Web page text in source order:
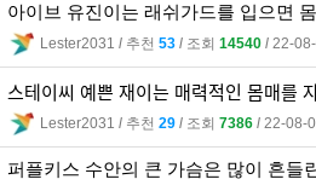
아이브 유진이는 래쉬가드를 입으면
Lester2031 l 추천 53 l 조회 14540 l 22-
스테이씨 예쁜 재이는 매력적인 몸매를
Lester2031 l 추천 29 l 조회 7386 l 22-08-
퍼플키스 수안의 큰 가슴은 많이 흔들